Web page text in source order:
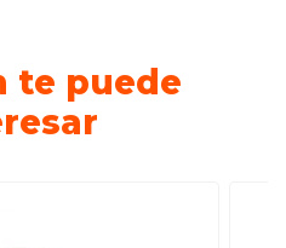
te puede